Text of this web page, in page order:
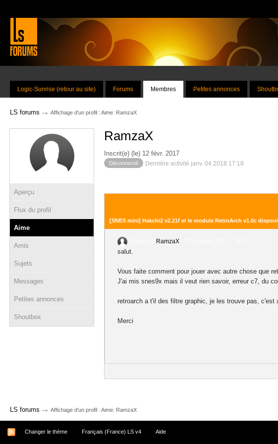
Logic-Sunrise (retour au site) Forums Membres Petites annonces
LS forums → Affichage d'un profil : Aime: RamzaX
Aperçu
Flux du profil
Aime
Amis
Sujets
Messages
Petites annonces
Shoutbox
RamzaX
Inscrit(e) (le) 12 févr. 2017
Déconnecté Dernière activité janv. 04 2018 17:18
[SNES mini] Hakchi2 v2.21f et le module RetroArch v1.0c
RamzaX
salut.
Vous faite comment pour jouer avec autre chose que
J'ai mis snes9x mais il veut rien savoir, erreur c7, du
retroarch a t'il des filtre graphic, je les trouve pas,
Merci
LS forums → Affichage d'un profil : Aime: RamzaX
Changer le thème Français (France) LS v4 Aide